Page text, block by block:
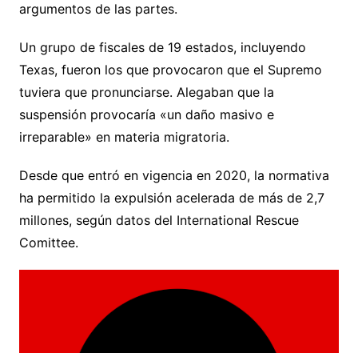
argumentos de las partes.
Un grupo de fiscales de 19 estados, incluyendo
Texas, fueron los que provocaron que el Supremo
tuviera que pronunciarse. Alegaban que la
suspensión provocaría «un daño masivo e
irreparable» en materia migratoria.
Desde que entró en vigencia en 2020, la normativa
ha permitido la expulsión acelerada de más de 2,7
millones, según datos del International Rescue
Comittee.